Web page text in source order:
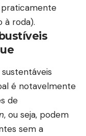
praticamente
à roda).
é notavelmente
de
, ou seja, podem
sem a